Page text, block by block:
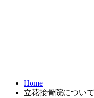
Home
立花接骨院について